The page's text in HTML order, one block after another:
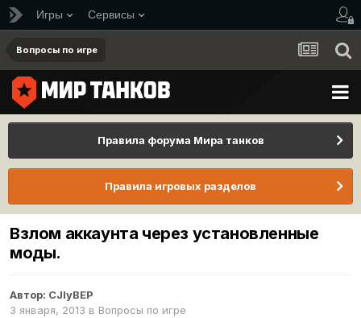
Игры Сервисы
Вопросы по игре
Правила форума Мира танков
Правила игровых разделов
Взлом аккаунта через установленные
моды.
Автор: CJIyBEP
3 января, 2013 в Вопросы по игре